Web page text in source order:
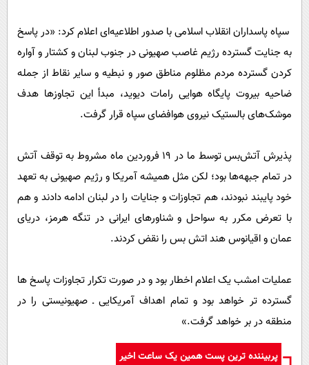
سپاه پاسداران انقلاب اسلامی با صدور اطلاعیه‌ای اعلام کرد: «در پاسخ
به جنایت گسترده رژیم غاصب صهیونی در جنوب لبنان و کشتار و آواره
کردن گسترده مردم مظلوم مناطق صور و نبطیه و سایر نقاط از جمله
ضاحیه بیروت پایگاه هوایی رامات دیوید، مبدأ این تجاوزها هدف
موشک‌های بالستیک نیروی هوافضای سپاه قرار گرفت.
پذیرش آتش‌بس توسط ما در ۱۹ فروردین ماه مشروط به توقف آتش
در تمام جبهه‌ها بود؛ لکن مثل همیشه آمریکا و رژیم صهیونی به تعهد
خود پایبند نبودند، هم تجاوزات و جنایات را در لبنان ادامه دادند و هم
با تعرض مکرر به سواحل و شناورهای ایرانی در تنگه هرمز، دریای
عمان و اقیانوس هند اتش بس را نقض کردند.
عملیات امشب یک اعلام اخطار بود و در صورت تکرار تجاوزات پاسخ ها
گسترده تر خواهد بود و تمام اهداف آمریکایی ـ صهیونیستی را در
منطقه در بر خواهد گرفت.»
پربیننده ترین پست همین یک ساعت اخیر